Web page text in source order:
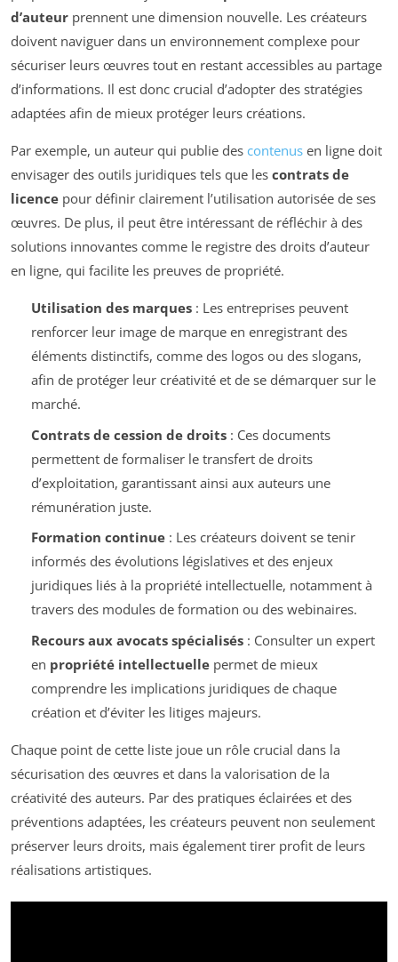
d’auteur prennent une dimension nouvelle. Les créateurs
doivent naviguer dans un environnement complexe pour
sécuriser leurs œuvres tout en restant accessibles au partage
d’informations. Il est donc crucial d’adopter des stratégies
adaptées afin de mieux protéger leurs créations.
Par exemple, un auteur qui publie des contenus en ligne doit
envisager des outils juridiques tels que les contrats de
licence pour définir clairement l’utilisation autorisée de ses
œuvres. De plus, il peut être intéressant de réfléchir à des
solutions innovantes comme le registre des droits d’auteur
en ligne, qui facilite les preuves de propriété.
Utilisation des marques: Les entreprises peuvent
renforcer leur image de marque en enregistrant des
éléments distinctifs, comme des logos ou des slogans,
afin de protéger leur créativité et de se démarquer sur le
marché.
Contrats de cession de droits: Ces documents
permettent de formaliser le transfert de droits
d’exploitation, garantissant ainsi aux auteurs une
rémunération juste.
Formation continue: Les créateurs doivent se tenir
informés des évolutions législatives et des enjeux
juridiques liés à la propriété intellectuelle, notamment à
travers des modules de formation ou des webinaires.
Recours aux avocats spécialisés: Consulter un expert
en propriété intellectuellepermet de mieux
comprendre les implications juridiques de chaque
création et d’éviter les litiges majeurs.
Chaque point de cette liste joue un rôle crucial dans la
sécurisation des œuvres et dans la valorisation de la
créativité des auteurs. Par des pratiques éclairées et des
préventions adaptées, les créateurs peuvent non seulement
préserver leurs droits, mais également tirer profit de leurs
réalisations artistiques.